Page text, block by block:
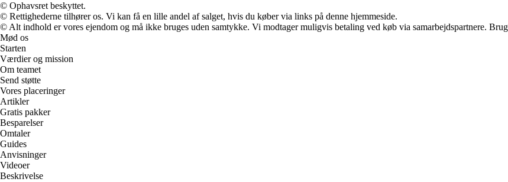
© Ophavsret beskyttet.
© Rettighederne tilhører os. Vi kan få en lille andel af salget, hvis du køber via links på denne hjemmeside.
© Alt indhold er vores ejendom og må ikke bruges uden samtykke. Vi modtager muligvis betaling ved køb via samarbejdspartnere.
Mød os
Starten
Værdier og mission
Om teamet
Send støtte
Vores placeringer
Artikler
Gratis pakker
Besparelser
Omtaler
Guides
Anvisninger
Videoer
Beskrivelse